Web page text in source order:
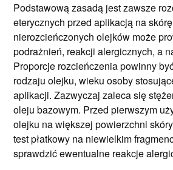
Podstawową zasadą jest zawsze
eterycznych przed aplikacją na
nierozcieńczonych olejków może
podrażnień, reakcji alergicznych, a
Proporcje rozcieńczenia powinny
rodzaju olejku, wieku osoby
aplikacji. Zazwyczaj zaleca się
oleju bazowym. Przed pierwszym
olejku na większej powierzchni
test płatkowy na niewielkim
sprawdzić ewentualne reakcje